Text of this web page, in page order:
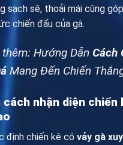
sạch sẽ, thoải mái cũng
chiến đấu của gà.
Hướng Dẫn Cách
Mang Đến Chiến
cách nhận diện chiến
định chiến kê có vảy gà